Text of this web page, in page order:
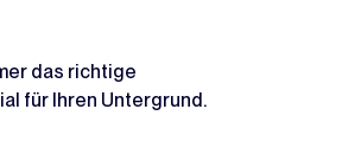
das richtige
für Ihren Untergrund.